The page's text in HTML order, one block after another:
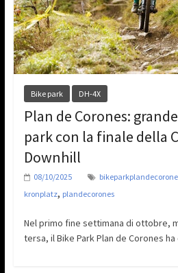
Bike park DH-4X
Plan de Corones:
park con la finale della
Downhill
08/10/2025
kronplatz, plandecorones
Nel primo fine settimana di ottobre,
tersa, il Bike Park Plan de Corones